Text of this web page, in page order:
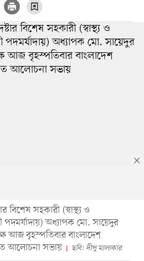
বিশেষ সহকারী (স্বাস্থ্য ও
পদমর্যাদায়) অধ্যাপক মো. সায়েদুর
আজ বৃহস্পতিবার বাংলাদেশ
আলোচনা সভায়
ছবি: দীপু মালাকার